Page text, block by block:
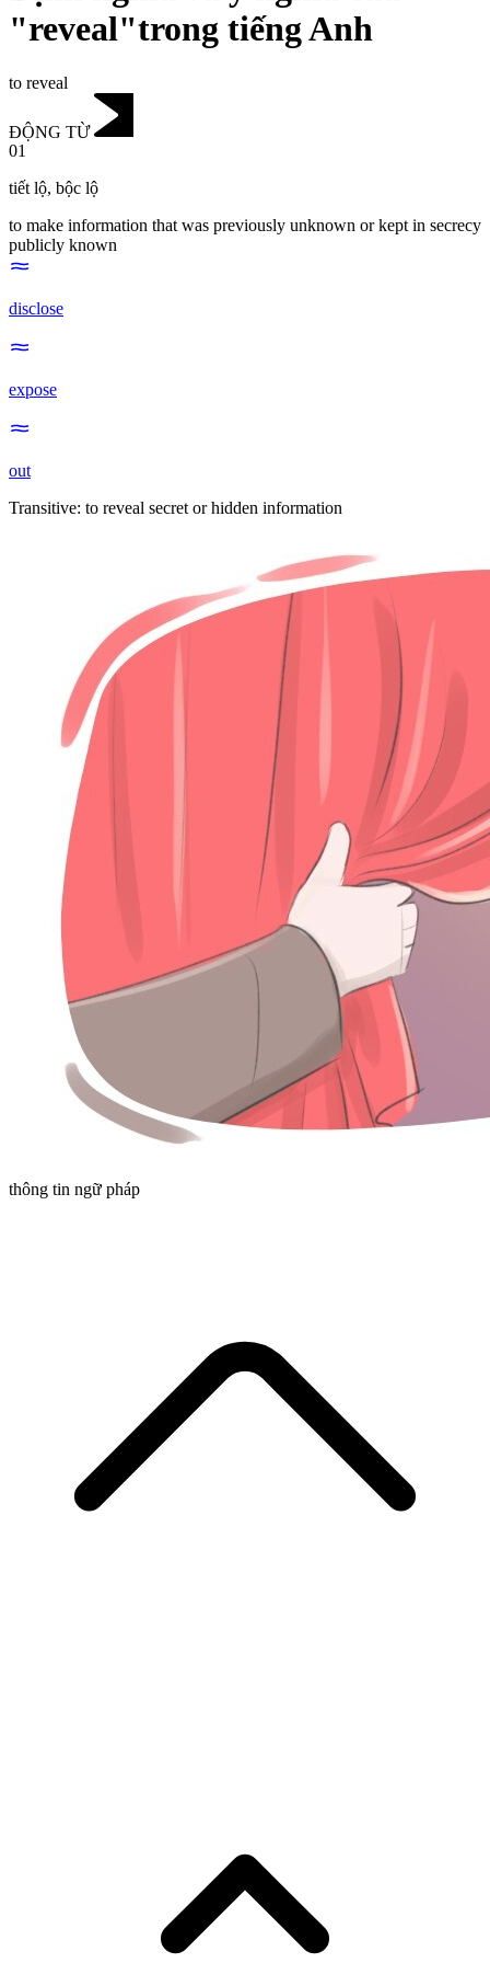
"reveal"trong tiếng Anh
to reveal
ĐỘNG TỪ
01
tiết lộ, bộc lộ
to make information that was previously unknown or kept in secrecy
publicly known
disclose
expose
out
Transitive: to reveal secret or hidden information
thông tin ngữ pháp